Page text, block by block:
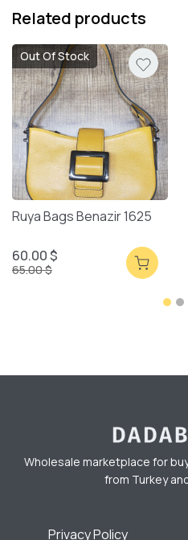
Related products
Out Of Stock
Ruya Bags Benazir 1625
60.00 $
65.00 $
Wholesale marketplace for
from Turkey
Privacy Policy